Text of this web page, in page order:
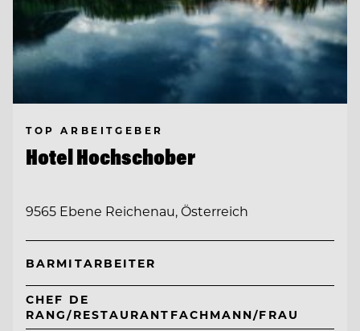
TOP ARBEITGEBER
Hotel Hochschober
9565 Ebene Reichenau, Österreich
BARMITARBEITER
CHEF DE
RANG/RESTAURANTFACHMANN/FRAU